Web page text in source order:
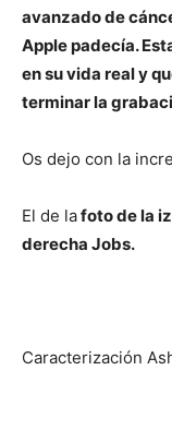
avanzado de
Apple padecía.
en su vida real y
terminar la
Os dejo con la
El de lafoto de la
derecha Jobs.
Caracterización